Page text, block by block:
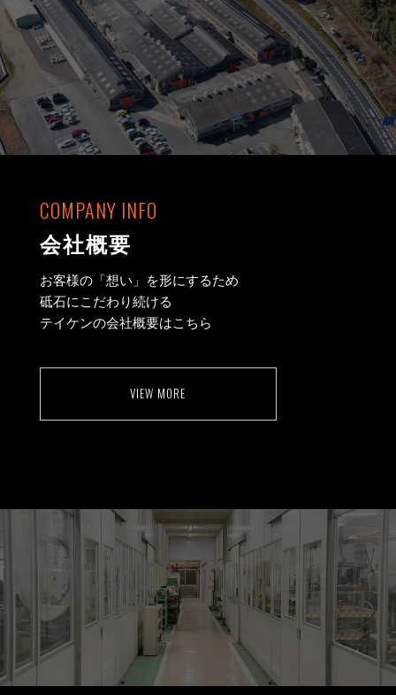
COMPANY INFO
会社概要
お客様の「想い」を形にするため
砥石にこだわり続ける
テイケンの会社概要はこちら
VIEW MORE